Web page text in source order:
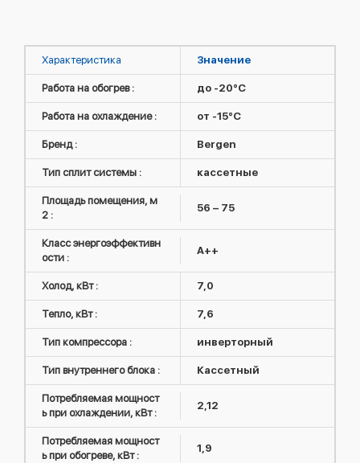
Характеристика Значение
Работа на обогрев : до -20°C
Работа на охлаждение : от -15°C
Бренд : Bergen
Тип сплит системы : кассетные
Площадь помещения, м
2 :
56 – 75
Класс энергоэффективн
ости :
A++
Холод, кВт : 7,0
Тепло, кВт : 7,6
Тип компрессора : инверторный
Тип внутреннего блока : Кассетный
Потребляемая мощност
ь при охлаждении, кВт :
2,12
Потребляемая мощност
ь при обогреве, кВт :
1,9